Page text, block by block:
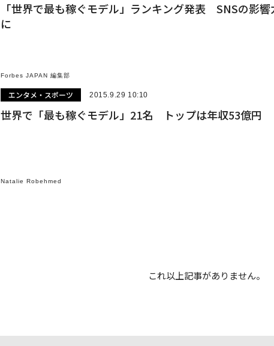
「世界で最も稼ぐモデル」ランキング発表 SNSの影響
に
Forbes JAPAN 編集部
エンタメ・スポーツ 2015.9.29 10:10
世界で「最も稼ぐモデル」21名 トップは年収53億円
Natalie Robehmed
これ以上記事がありません。